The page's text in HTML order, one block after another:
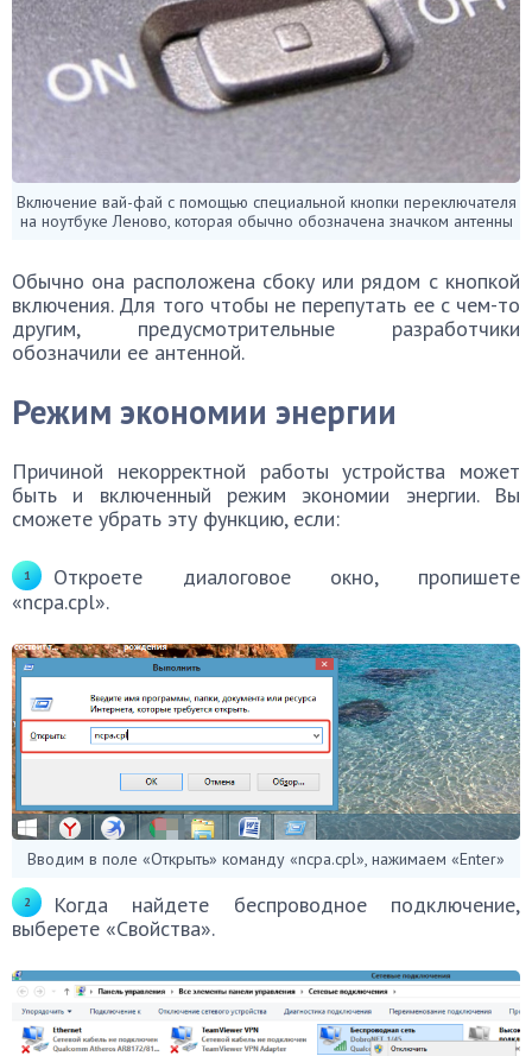
Включение вай-фай с помощью специальной кнопки переключателя
на ноутбуке Леново, которая обычно обозначена значком антенны
Обычно она расположена сбоку или рядом с кнопкой
включения. Для того чтобы не перепутать ее с чем-то
другим, предусмотрительные разработчики
обозначили ее антенной.
Режим экономии энергии
Причиной некорректной работы устройства может
быть и включенный режим экономии энергии. Вы
сможете убрать эту функцию, если:
Откроете диалоговое окно, пропишете
«ncpa.cpl».
Вводим в поле «Открыть» команду «ncpa.cpl», нажимаем «Enter»
Когда найдете беспроводное подключение,
выберете «Свойства».